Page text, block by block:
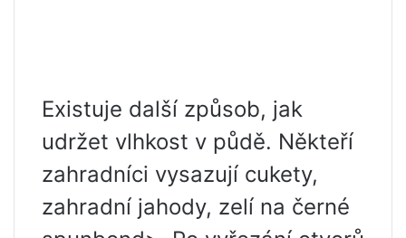
Existuje další způsob, jak
udržet vlhkost v půdě. Někteří
zahradníci vysazují cukety,
zahradní jahody, zelí na černé